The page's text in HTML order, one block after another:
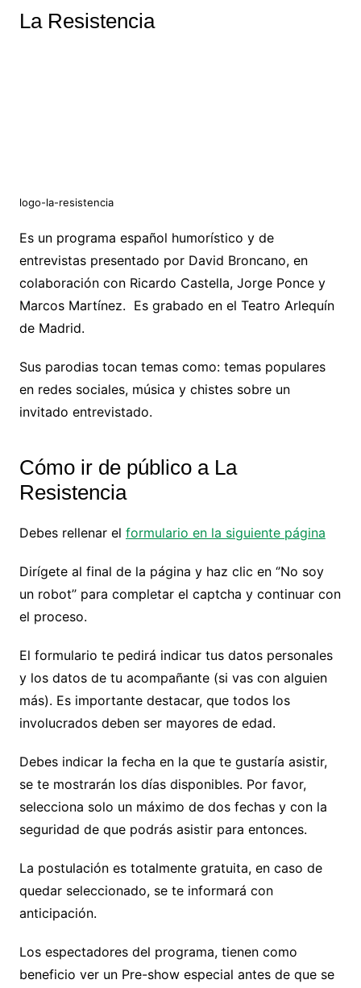
La Resistencia
logo-la-resistencia
Es un programa español humorístico y de
entrevistas presentado por David Broncano, en
colaboración con Ricardo Castella, Jorge Ponce y
Marcos Martínez. Es grabado en el Teatro Arlequín
de Madrid.
Sus parodias tocan temas como: temas populares
en redes sociales, música y chistes sobre un
invitado entrevistado.
Cómo ir de público a La
Resistencia
Debes rellenar el formulario en la siguiente página
Dirígete al final de la página y haz clic en ‘’No soy
un robot’’ para completar el captcha y continuar con
el proceso.
El formulario te pedirá indicar tus datos personales
y los datos de tu acompañante (si vas con alguien
más). Es importante destacar, que todos los
involucrados deben ser mayores de edad.
Debes indicar la fecha en la que te gustaría asistir,
se te mostrarán los días disponibles. Por favor,
selecciona solo un máximo de dos fechas y con la
seguridad de que podrás asistir para entonces.
La postulación es totalmente gratuita, en caso de
quedar seleccionado, se te informará con
anticipación.
Los espectadores del programa, tienen como
beneficio ver un Pre-show especial antes de que se